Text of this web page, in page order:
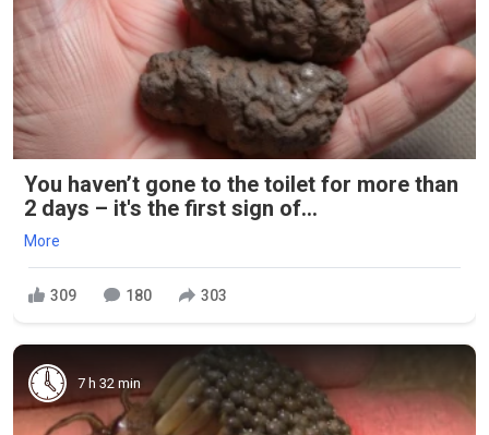
You haven’t gone to the toilet for more than
2 days – it's the first sign of...
More
309 180 303
7 h 32 min